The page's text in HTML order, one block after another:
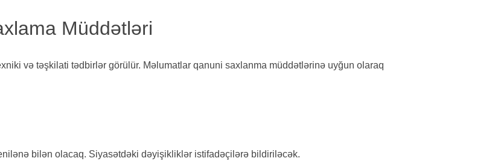
Müddətləri
və təşkilati tədbirlər görülür. Məlumatlar qanuni saxlanma müddətlərinə uyğun olaraq
bilən olacaq. Siyasətdəki dəyişikliklər istifadəçilərə bildiriləcək.